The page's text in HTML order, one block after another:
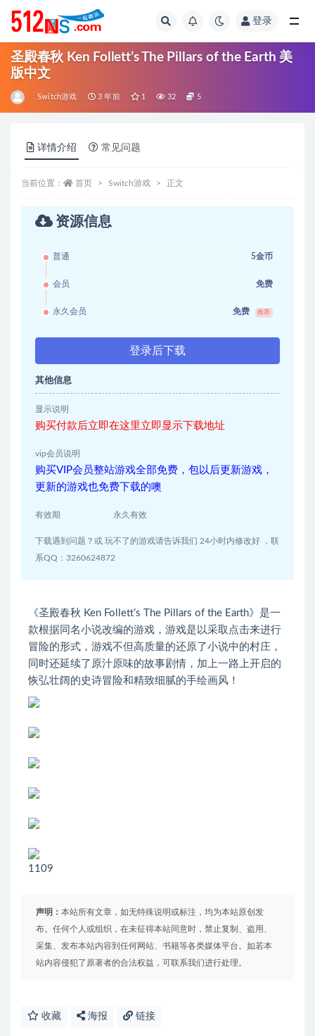
登录
圣殿春秋 Ken Follett’s The Pillars of the Earth 美
版中文
Switch游戏 3 年前 1 32 5
详情介绍 常见问题
当前位置： 首页 Switch游戏 正文
资源信息
普通 5金币
会员 免费
永久会员 免费 推荐
登录后下载
其他信息
显示说明
购买付款后立即在这里立即显示下载地址
vip会员说明
购买VIP会员整站游戏全部免费，包以后更新游戏，
更新的游戏也免费下载的噢
有效期 永久有效
下载遇到问题？或 玩不了的游戏请告诉我们 24小时内修改好 ，联
系QQ：3260624872
《圣殿春秋 Ken Follett’s The Pillars of the Earth》是一
款根据同名小说改编的游戏，游戏是以采取点击来进行
冒险的形式，游戏不但高质量的还原了小说中的村庄，
同时还延续了原汁原味的故事剧情，加上一路上开启的
恢弘壮阔的史诗冒险和精致细腻的手绘画风！
1109
声明： 本站所有文章，如无特殊说明或标注，均为本站原创发
布。任何个人或组织，在未征得本站同意时，禁止复制、盗用、
采集、发布本站内容到任何网站、书籍等各类媒体平台。如若本
站内容侵犯了原著者的合法权益，可联系我们进行处理。
收藏 海报 链接